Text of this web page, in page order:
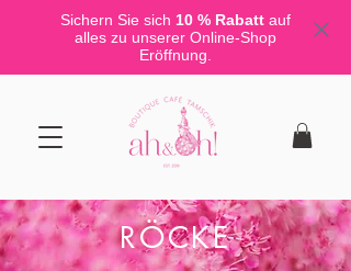
Sichern Sie sich 10 % Rabatt auf
alles zu unserer Online-Shop
Eröffnung.
RÖCKE